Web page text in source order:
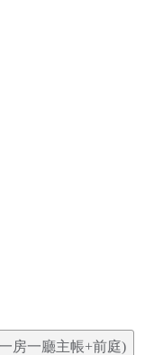
房一廳主帳+前庭)